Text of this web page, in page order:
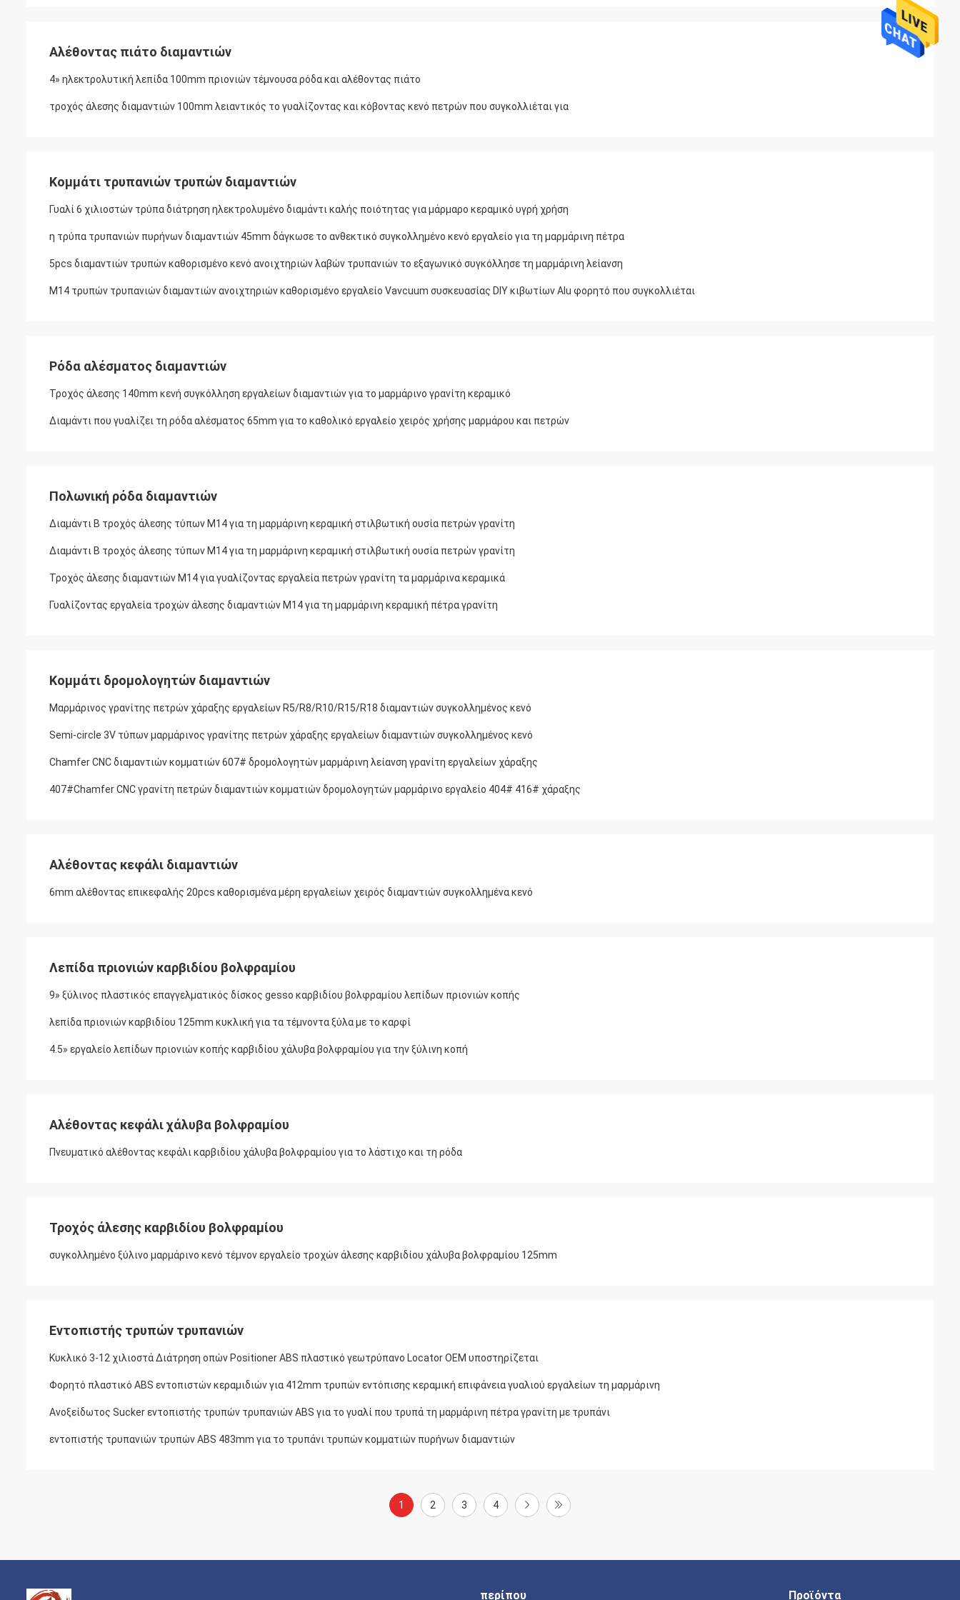
Αλέθοντας πιάτο διαμαντιών
4» ηλεκτρολυτική λεπίδα 100mm πριονιών τέμνουσα ρόδα και αλέθοντας πιάτο
τροχός άλεσης διαμαντιών 100mm λειαντικός το γυαλίζοντας και κόβοντας κενό πετρών που συγκολλιέται για
Κομμάτι τρυπανιών τρυπών διαμαντιών
Γυαλί 6 χιλιοστών τρύπα διάτρηση ηλεκτρολυμένο διαμάντι καλής ποιότητας για μάρμαρο κεραμικό υγρή χρήση
η τρύπα τρυπανιών πυρήνων διαμαντιών 45mm δάγκωσε το ανθεκτικό συγκολλημένο κενό εργαλείο για τη μαρμάρινη πέτρα
5pcs διαμαντιών τρυπών καθορισμένο κενό ανοιχτηριών λαβών τρυπανιών το εξαγωνικό συγκόλλησε τη μαρμάρινη λείανση
M14 τρυπών τρυπανιών διαμαντιών ανοιχτηριών καθορισμένο εργαλείο Vavcuum συσκευασίας DIY κιβωτίων Alu φορητό που συγκολλιέται
Ρόδα αλέσματος διαμαντιών
Τροχός άλεσης 140mm κενή συγκόλληση εργαλείων διαμαντιών για το μαρμάρινο γρανίτη κεραμικό
Διαμάντι που γυαλίζει τη ρόδα αλέσματος 65mm για το καθολικό εργαλείο χειρός χρήσης μαρμάρου και πετρών
Πολωνική ρόδα διαμαντιών
Διαμάντι Β τροχός άλεσης τύπων M14 για τη μαρμάρινη κεραμική στιλβωτική ουσία πετρών γρανίτη
Διαμάντι Β τροχός άλεσης τύπων M14 για τη μαρμάρινη κεραμική στιλβωτική ουσία πετρών γρανίτη
Τροχός άλεσης διαμαντιών M14 για γυαλίζοντας εργαλεία πετρών γρανίτη τα μαρμάρινα κεραμικά
Γυαλίζοντας εργαλεία τροχών άλεσης διαμαντιών M14 για τη μαρμάρινη κεραμική πέτρα γρανίτη
Κομμάτι δρομολογητών διαμαντιών
Μαρμάρινος γρανίτης πετρών χάραξης εργαλείων R5/R8/R10/R15/R18 διαμαντιών συγκολλημένος κενό
Semi-circle 3V τύπων μαρμάρινος γρανίτης πετρών χάραξης εργαλείων διαμαντιών συγκολλημένος κενό
Chamfer CNC διαμαντιών κομματιών 607# δρομολογητών μαρμάρινη λείανση γρανίτη εργαλείων χάραξης
407#Chamfer CNC γρανίτη πετρών διαμαντιών κομματιών δρομολογητών μαρμάρινο εργαλείο 404# 416# χάραξης
Αλέθοντας κεφάλι διαμαντιών
6mm αλέθοντας επικεφαλής 20pcs καθορισμένα μέρη εργαλείων χειρός διαμαντιών συγκολλημένα κενό
Λεπίδα πριονιών καρβιδίου βολφραμίου
9» ξύλινος πλαστικός επαγγελματικός δίσκος gesso καρβιδίου βολφραμίου λεπίδων πριονιών κοπής
λεπίδα πριονιών καρβιδίου 125mm κυκλική για τα τέμνοντα ξύλα με το καρφί
4.5» εργαλείο λεπίδων πριονιών κοπής καρβιδίου χάλυβα βολφραμίου για την ξύλινη κοπή
Αλέθοντας κεφάλι χάλυβα βολφραμίου
Πνευματικό αλέθοντας κεφάλι καρβιδίου χάλυβα βολφραμίου για το λάστιχο και τη ρόδα
Τροχός άλεσης καρβιδίου βολφραμίου
συγκολλημένο ξύλινο μαρμάρινο κενό τέμνον εργαλείο τροχών άλεσης καρβιδίου χάλυβα βολφραμίου 125mm
Εντοπιστής τρυπών τρυπανιών
Κυκλικό 3-12 χιλιοστά Διάτρηση οπών Positioner ABS πλαστικό γεωτρύπανο Locator OEM υποστηρίζεται
Φορητό πλαστικό ABS εντοπιστών κεραμιδιών για 412mm τρυπών εντόπισης κεραμική επιφάνεια γυαλιού εργαλείων τη μαρμάρινη
Ανοξείδωτος Sucker εντοπιστής τρυπών τρυπανιών ABS για το γυαλί που τρυπά τη μαρμάρινη πέτρα γρανίτη με τρυπάνι
εντοπιστής τρυπανιών τρυπών ABS 483mm για το τρυπάνι τρυπών κομματιών πυρήνων διαμαντιών
1 2 3 4
περίπου Προϊόντα